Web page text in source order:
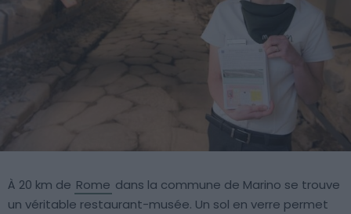
À 20 km de Rome dans la commune de Marino se trouve
un véritable restaurant-musée. Un sol en verre permet